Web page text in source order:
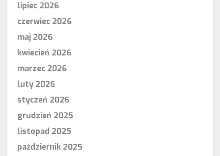
lipiec 2026
czerwiec 2026
maj 2026
kwiecień 2026
marzec 2026
luty 2026
styczeń 2026
grudzień 2025
listopad 2025
październik 2025